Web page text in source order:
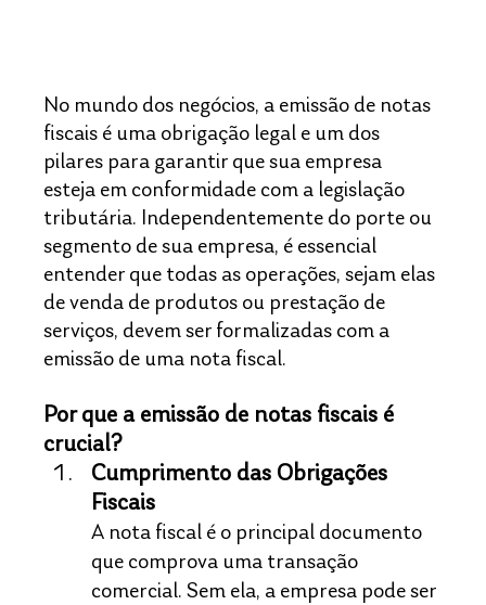
No mundo dos negócios, a emissão de notas
fiscais é uma obrigação legal e um dos
pilares para garantir que sua empresa
esteja em conformidade com a legislação
tributária. Independentemente do porte ou
segmento de sua empresa, é essencial
entender que todas as operações, sejam elas
de venda de produtos ou prestação de
serviços, devem ser formalizadas com a
emissão de uma nota fiscal.
Por que a emissão de notas fiscais é
crucial?
Cumprimento das Obrigações
Fiscais
A nota fiscal é o principal documento
que comprova uma transação
comercial. Sem ela, a empresa pode ser